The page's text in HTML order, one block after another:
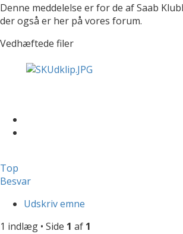
Denne meddelelse er for de af Saab
der også er her på vores forum.
Vedhæftede filer
Top
Besvar
Udskriv emne
1 indlæg • Side 1 af 1